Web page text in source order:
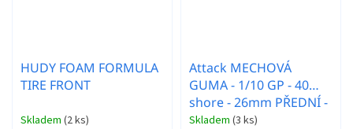
HUDY FOAM FORMULA
TIRE FRONT
Skladem (2 ks)
Attack MECHOVÁ
GUMA - 1/10 GP - 40
shore - 26mm PŘEDNÍ -
Carbon disk - 2 ks.
Skladem (3 ks)